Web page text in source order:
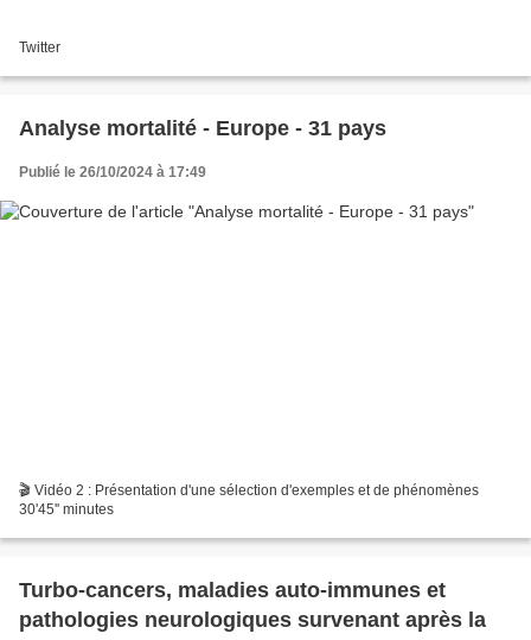
Twitter
Analyse mortalité - Europe - 31 pays
Publié le 26/10/2024 à 17:49
🎬 Vidéo 2 : Présentation d'une sélection d'exemples et de phénomènes
30'45'' minutes
Turbo-cancers, maladies auto-immunes et
pathologies neurologiques survenant après la